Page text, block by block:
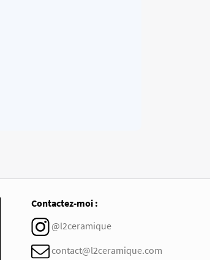
Contactez-moi :
@l2ceramique
contact@l2ceramique.com